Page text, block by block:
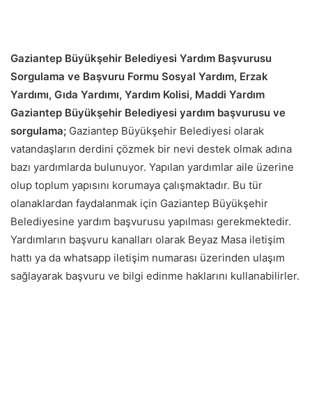
Gaziantep Büyükşehir Belediyesi Yardım Başvurusu
Sorgulama ve Başvuru Formu Sosyal Yardım, Erzak
Yardımı, Gıda Yardımı, Yardım Kolisi, Maddi Yardım
Gaziantep Büyükşehir Belediyesi yardım başvurusu ve
sorgulama; Gaziantep Büyükşehir Belediyesi olarak
vatandaşların derdini çözmek bir nevi destek olmak adına
bazı yardımlarda bulunuyor. Yapılan yardımlar aile üzerine
olup toplum yapısını korumaya çalışmaktadır. Bu tür
olanaklardan faydalanmak için Gaziantep Büyükşehir
Belediyesine yardım başvurusu yapılması gerekmektedir.
Yardımların başvuru kanalları olarak Beyaz Masa iletişim
hattı ya da whatsapp iletişim numarası üzerinden ulaşım
sağlayarak başvuru ve bilgi edinme haklarını kullanabilirler.